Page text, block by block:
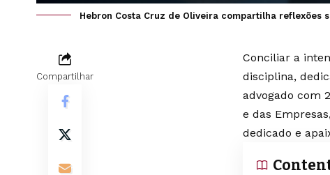
Hebron Costa Cruz de Oliveira compartilha
Compartilhar
Conciliar a
disciplina,
advogado com
e das
dedicado e